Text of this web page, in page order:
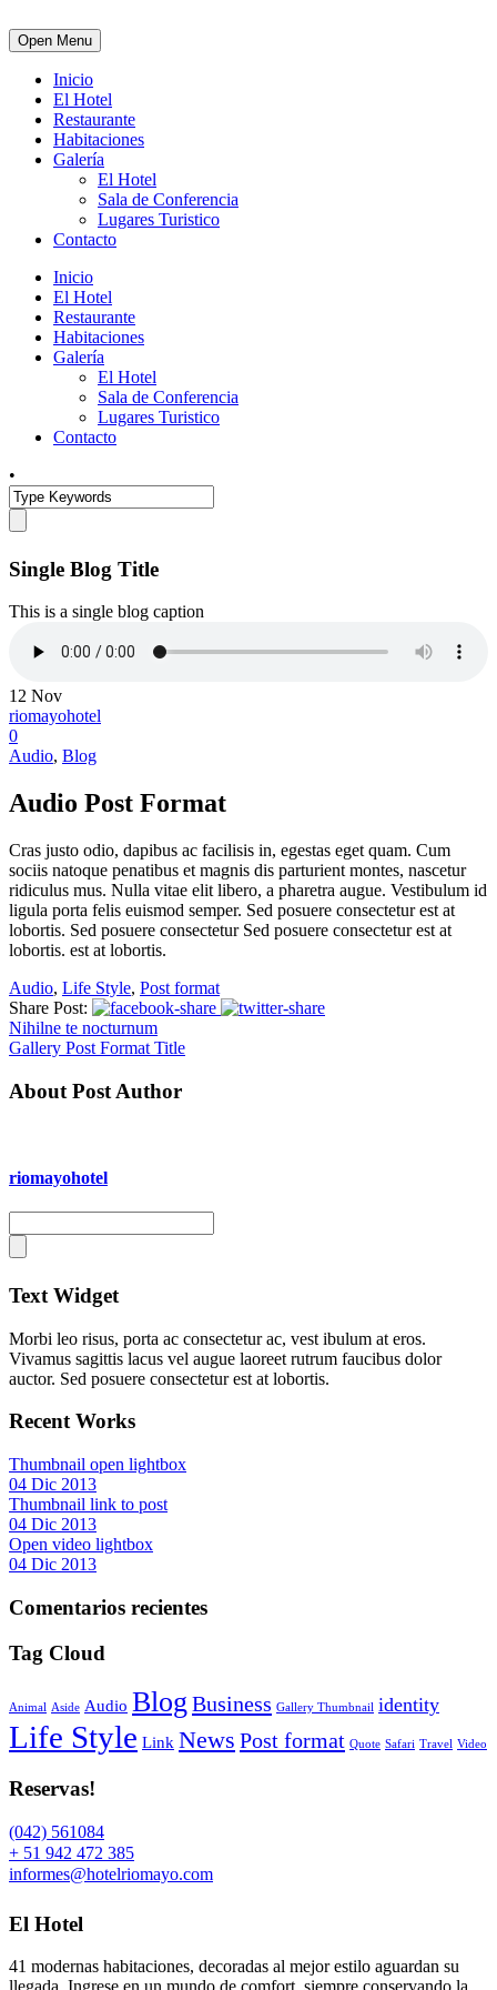
Open Menu
Inicio
El Hotel
Restaurante
Habitaciones
Galería
El Hotel
Sala de Conferencia
Lugares Turistico
Contacto
Inicio
El Hotel
Restaurante
Habitaciones
Galería
El Hotel
Sala de Conferencia
Lugares Turistico
Contacto
•
Single Blog Title
This is a single blog caption
12 Nov
riomayohotel
0
Audio, Blog
Audio Post Format
Cras justo odio, dapibus ac facilisis in, egestas eget quam. Cum
sociis natoque penatibus et magnis dis parturient montes, nascetur
ridiculus mus. Nulla vitae elit libero, a pharetra augue. Vestibulum id
ligula porta felis euismod semper. Sed posuere consectetur est at
lobortis. Sed posuere consectetur Sed posuere consectetur est at
lobortis. est at lobortis.
Audio, Life Style, Post format
Share Post:
Nihilne te nocturnum
Gallery Post Format Title
About Post Author
riomayohotel
Text Widget
Morbi leo risus, porta ac consectetur ac, vest ibulum at eros.
Vivamus sagittis lacus vel augue laoreet rutrum faucibus dolor
auctor. Sed posuere consectetur est at lobortis.
Recent Works
Thumbnail open lightbox
04 Dic 2013
Thumbnail link to post
04 Dic 2013
Open video lightbox
04 Dic 2013
Comentarios recientes
Tag Cloud
Animal Aside Audio Blog Business Gallery Thumbnail identity
Life Style Link News Post format Quote Safari Travel Video
Reservas!
(042) 561084
+ 51 942 472 385
informes@hotelriomayo.com
El Hotel
41 modernas habitaciones, decoradas al mejor estilo aguardan su